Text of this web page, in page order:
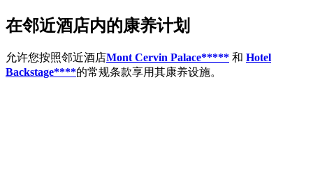
在邻近酒店内的康养计划
允许您按照邻近酒店Mont Cervin Palace***** 和 Hotel
Backstage****的常规条款享用其康养设施。